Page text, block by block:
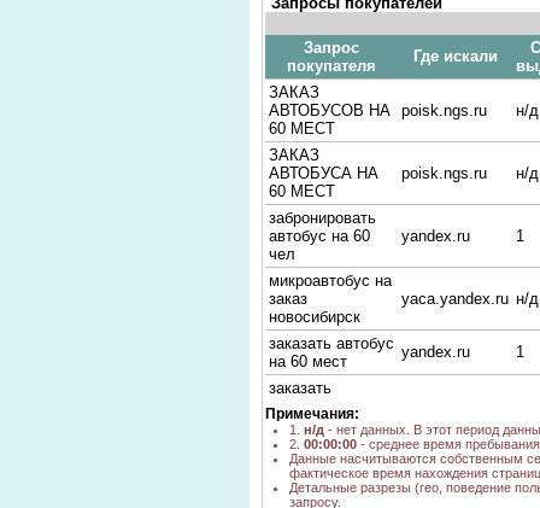
Запрос
покупателя
Где искали
ЗАКАЗ
АВТОБУСОВ НА
60 МЕСТ
poisk.ngs.ru н/д
ЗАКАЗ
АВТОБУСА НА
60 МЕСТ
poisk.ngs.ru н/д
забронировать
автобус на 60
чел
yandex.ru 1
микроавтобус на
заказ
новосибирск
yaca.yandex.ru н/д
заказать автобус
на 60 мест
yandex.ru
1
заказать
транспорт на
свадьбу нгс
лично
заказ и цены
микроавтобусов
yandex.ru 1
Примечания:
1. н/д - нет данных. В этот период
2. 00:00:00 - среднее время
Данные насчитываются собственным
фактическое время нахождения
Детальные разрезы (гео, поведение
запросу.